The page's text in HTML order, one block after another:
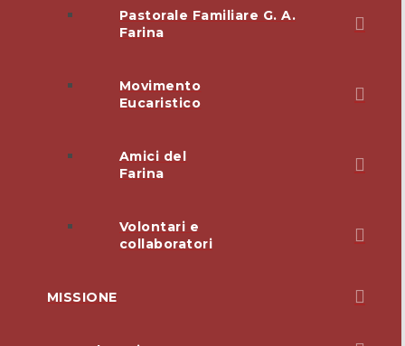
Pastorale Familiare G. A.
Farina
Movimento
Eucaristico
Amici del
Farina
Volontari e
collaboratori
MISSIONE